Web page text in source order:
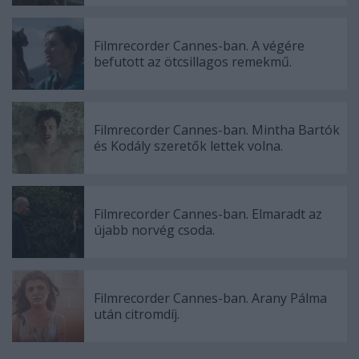
Filmrecorder Cannes-ban. A végére
befutott az ötcsillagos remekmű.
Filmrecorder Cannes-ban. Mintha Bartók
és Kodály szeretők lettek volna.
Filmrecorder Cannes-ban. Elmaradt az
újabb norvég csoda.
Filmrecorder Cannes-ban. Arany Pálma
után citromdíj.